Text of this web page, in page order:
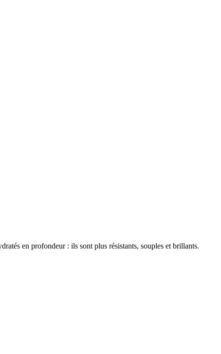
en profondeur : ils sont plus résistants, souples et brillants.